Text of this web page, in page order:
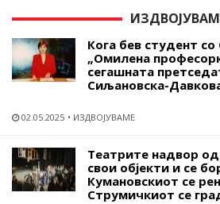
Кога бев студент
„Омилена
сегашната
Сиљановска-
02.05.2025 ИЗДВОЈУВАМЕ
Театрите надвор од
свои објекти и се
Кумановскиот се
Струмичкиот се